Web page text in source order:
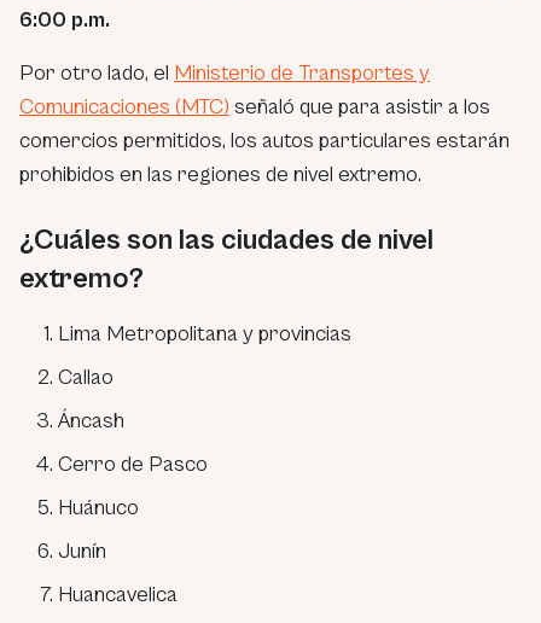
6:00 p.m.
Por otro lado, el Ministerio de Transportes y
Comunicaciones (MTC) señaló que para asistir a los
comercios permitidos, los autos particulares estarán
prohibidos en las regiones de nivel extremo.
¿Cuáles son las ciudades de nivel
extremo?
Lima Metropolitana y provincias
Callao
Áncash
Cerro de Pasco
Huánuco
Junín
Huancavelica